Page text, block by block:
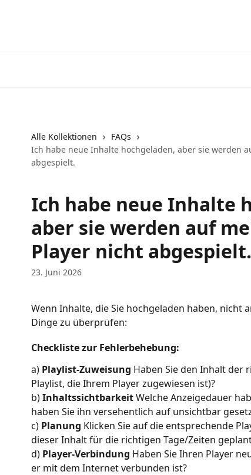
Alle Kollektionen
FAQs
Ich habe neue Inhalte hochgeladen, aber sie werden
abgespielt.
Ich habe neue Inhalte
aber sie werden auf
Player nicht abgespielt.
23. Juni 2026
Wenn Inhalte, die Sie hochgeladen haben, nicht
Dinge zu überprüfen:
Checkliste zur Fehlerbehebung:
a) Playlist-Zuweisung Haben Sie den Inhalt der
Playlist, die Ihrem Player zugewiesen ist)?
b) Inhaltssichtbarkeit Welche Anzeigedauer
haben Sie ihn versehentlich auf unsichtbar
c) Planung Klicken Sie auf die entsprechende
dieser Inhalt für die richtigen Tage/Zeiten
d) Player-Verbindung Haben Sie Ihren Player
er mit dem Internet verbunden ist?